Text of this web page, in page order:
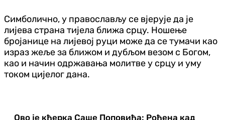
Симболично, у православљу се вјерује да је
лијева страна тијела ближа срцу. Ношење
бројанице на лијевој руци може да се тумачи као
израз жеље за ближом и дубљом везом с Богом,
као и начин одржавања молитве у срцу и уму
током цијелог дана.
Ово је кћерка Саше Поповића: Рођена кад